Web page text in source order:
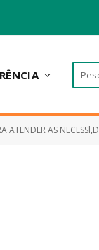
SAÚDE DE INTERESSE DO